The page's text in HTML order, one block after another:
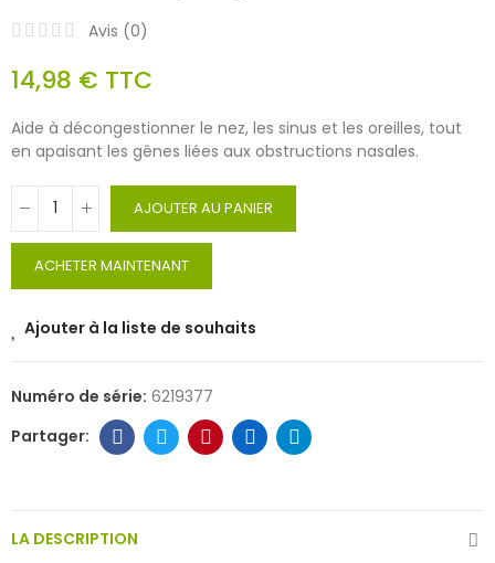
Avis (0)
14,98 € TTC
Aide à décongestionner le nez, les sinus et les oreilles, tout
en apaisant les gênes liées aux obstructions nasales.
AJOUTER AU PANIER
ACHETER MAINTENANT
Ajouter à la liste de souhaits
Numéro de série: 6219377
LA DESCRIPTION